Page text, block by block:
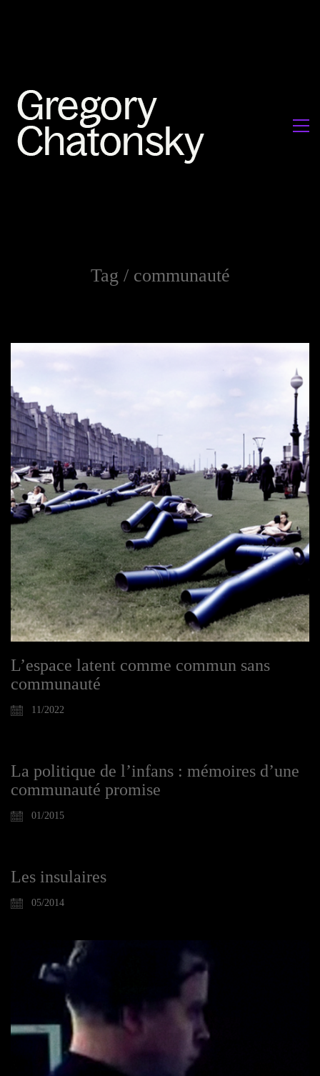
Tag / communauté
L’espace latent comme commun sans
communauté
11/2022
La politique de l’infans : mémoires d’une
communauté promise
01/2015
Les insulaires
05/2014